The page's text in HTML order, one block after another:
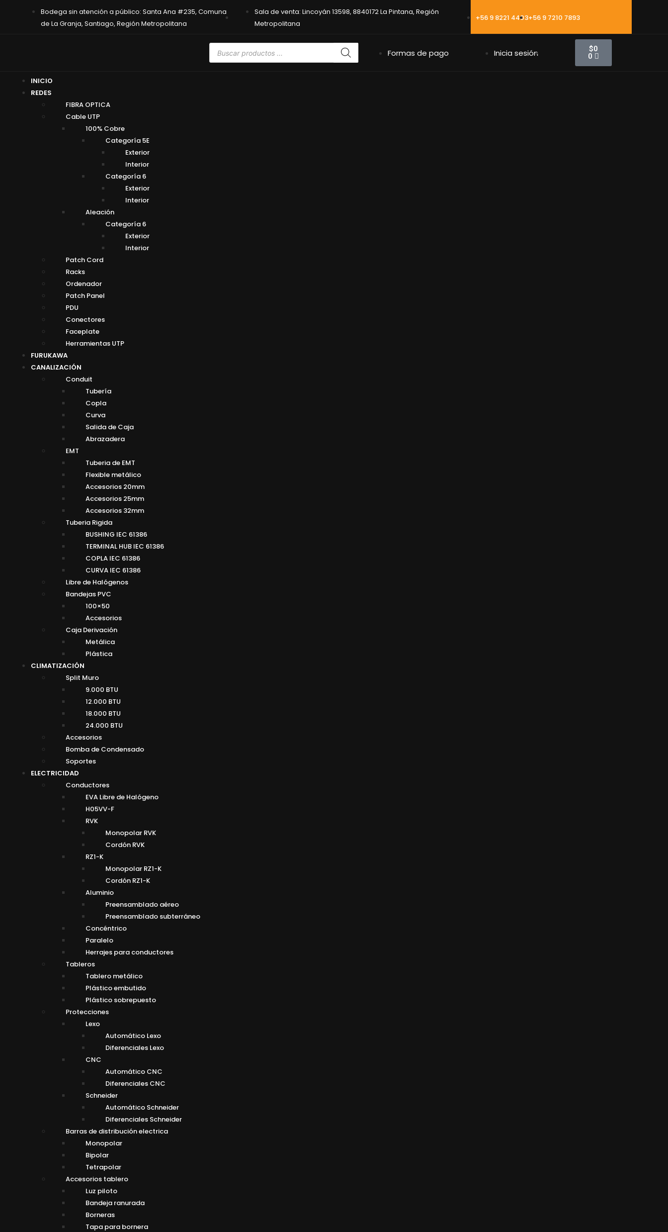
Bodega sin atención a público: Santa Ana #235, Comuna
de La Granja, Santiago, Región Metropolitana
Sala de venta: Lincoyán 13598, 8840172 La Pintana, Región
Metropolitana
+56 9 8221 4403+56 9 7210 7893
Formas de pago Inicia sesión $0
0
INICIO
REDES
FIBRA OPTICA
Cable UTP
100% Cobre
Categoría 5E
Exterior
Interior
Categoría 6
Exterior
Interior
Aleación
Categoría 6
Exterior
Interior
Patch Cord
Racks
Ordenador
Patch Panel
PDU
Conectores
Faceplate
Herramientas UTP
FURUKAWA
CANALIZACIÓN
Conduit
Tubería
Copla
Curva
Salida de Caja
Abrazadera
EMT
Tuberia de EMT
Flexible metálico
Accesorios 20mm
Accesorios 25mm
Accesorios 32mm
Tuberia Rigida
BUSHING IEC 61386
TERMINAL HUB IEC 61386
COPLA IEC 61386
CURVA IEC 61386
Libre de Halógenos
Bandejas PVC
100×50
Accesorios
Caja Derivación
Metálica
Plástica
CLIMATIZACIÓN
Split Muro
9.000 BTU
12.000 BTU
18.000 BTU
24.000 BTU
Accesorios
Bomba de Condensado
Soportes
ELECTRICIDAD
Conductores
EVA Libre de Halógeno
H05VV-F
RVK
Monopolar RVK
Cordón RVK
RZ1-K
Monopolar RZ1-K
Cordón RZ1-K
Aluminio
Preensamblado aéreo
Preensamblado subterráneo
Concéntrico
Paralelo
Herrajes para conductores
Tableros
Tablero metálico
Plástico embutido
Plástico sobrepuesto
Protecciones
Lexo
Automático Lexo
Diferenciales Lexo
CNC
Automático CNC
Diferenciales CNC
Schneider
Automático Schneider
Diferenciales Schneider
Barras de distribución electrica
Monopolar
Bipolar
Tetrapolar
Accesorios tablero
Luz piloto
Bandeja ranurada
Borneras
Tapa para bornera